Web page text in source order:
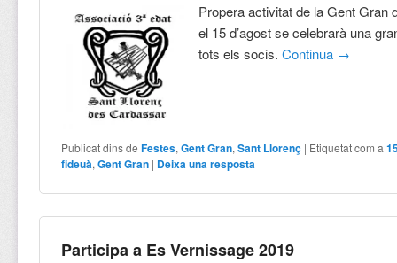
Propera activitat de la Gent Gran
el 15 d’agost se celebrarà una
tots els socis.Continua →
Publicat dins de Festes,Gent Gran,Sant Llorenç | Etiquetat com a
fideuà,Gent Gran | Deixa una resposta
Participa a Es Vernissage 2019